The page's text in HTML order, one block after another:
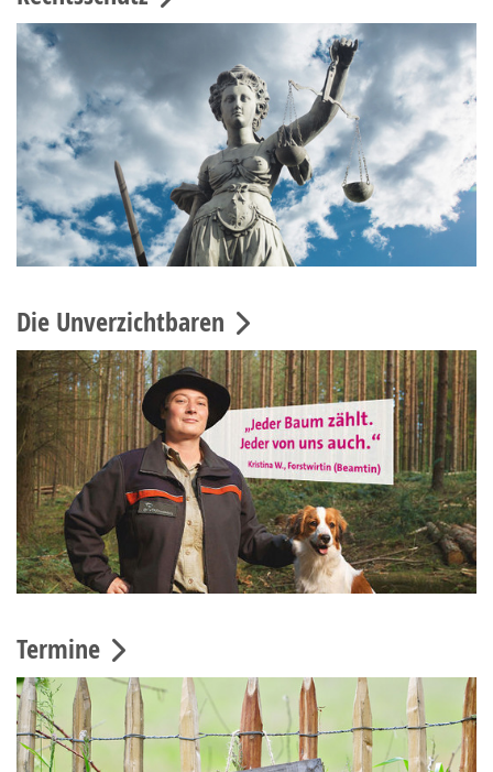
Die Unverzichtbaren
Termine